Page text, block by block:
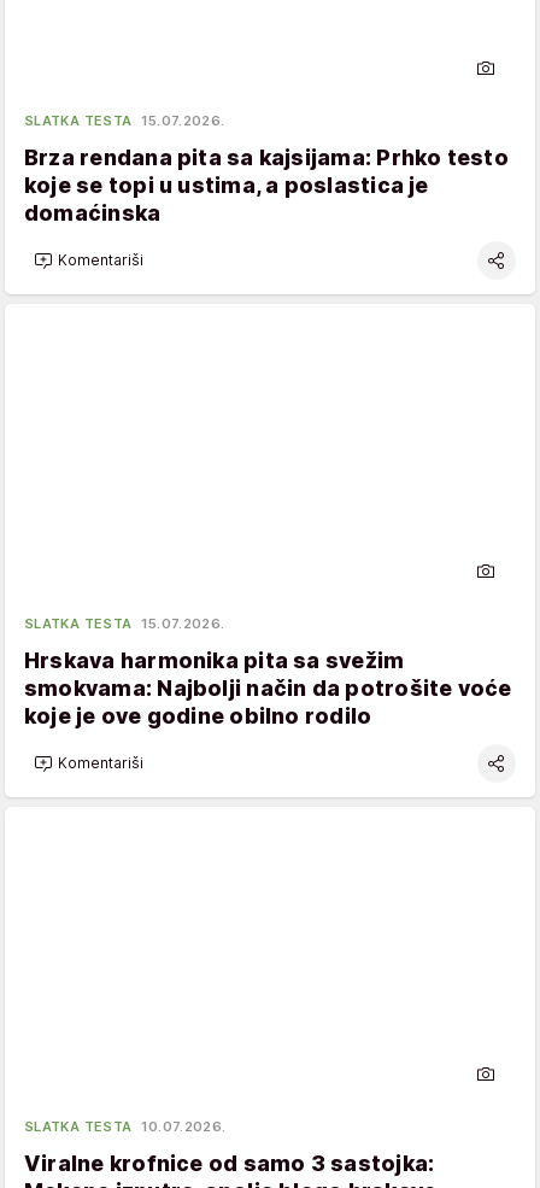
SLATKA TESTA 15.07.2026.
Brza rendana pita sa kajsijama: Prhko testo
koje se topi u ustima, a poslastica je
domaćinska
Komentariši
SLATKA TESTA 15.07.2026.
Hrskava harmonika pita sa svežim
smokvama: Najbolji način da potrošite voće
koje je ove godine obilno rodilo
Komentariši
SLATKA TESTA 10.07.2026.
Viralne krofnice od samo 3 sastojka: